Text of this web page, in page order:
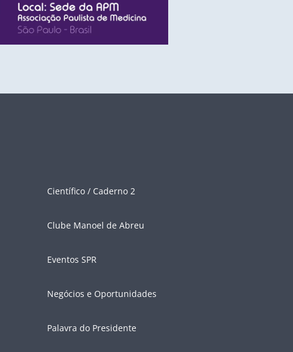
Científico / Caderno 2
Clube Manoel de Abreu
Eventos SPR
Negócios e Oportunidades
Palavra do Presidente